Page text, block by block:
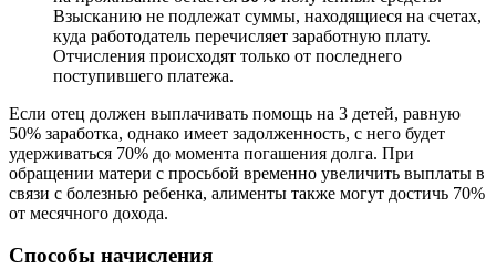
Взысканию не подлежат суммы, находящиеся на счетах,
куда работодатель перечисляет заработную плату.
Отчисления происходят только от последнего
поступившего платежа.
Если отец должен выплачивать помощь на 3 детей, равную
50% заработка, однако имеет задолженность, с него будет
удерживаться 70% до момента погашения долга. При
обращении матери с просьбой временно увеличить выплаты в
связи с болезнью ребенка, алименты также могут достичь 70%
от месячного дохода.
Способы начисления